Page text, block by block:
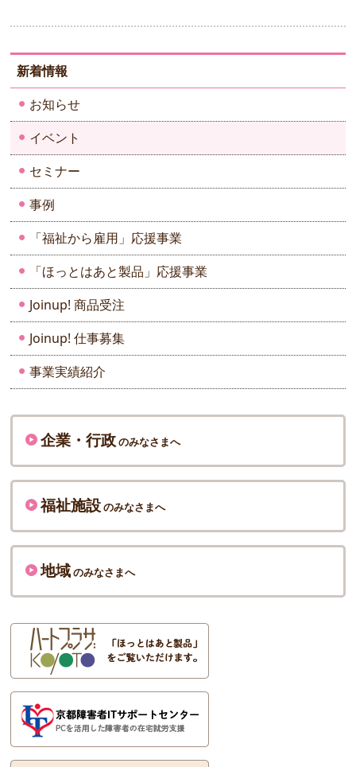
ペ
ー
ジ
送
り
新着情報
お知らせ
イベント
セミナー
事例
「福祉から雇用」応援事業
「ほっとはあと製品」応援事業
Joinup! 商品受注
Joinup! 仕事募集
事業実績紹介
企業・行政のみなさまへ
福祉施設のみなさまへ
地域のみなさまへ